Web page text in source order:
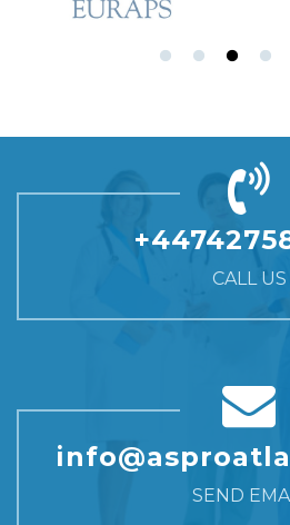
CALL US
SEND